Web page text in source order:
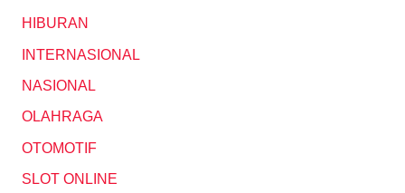
HIBURAN
INTERNASIONAL
NASIONAL
OLAHRAGA
OTOMOTIF
SLOT ONLINE